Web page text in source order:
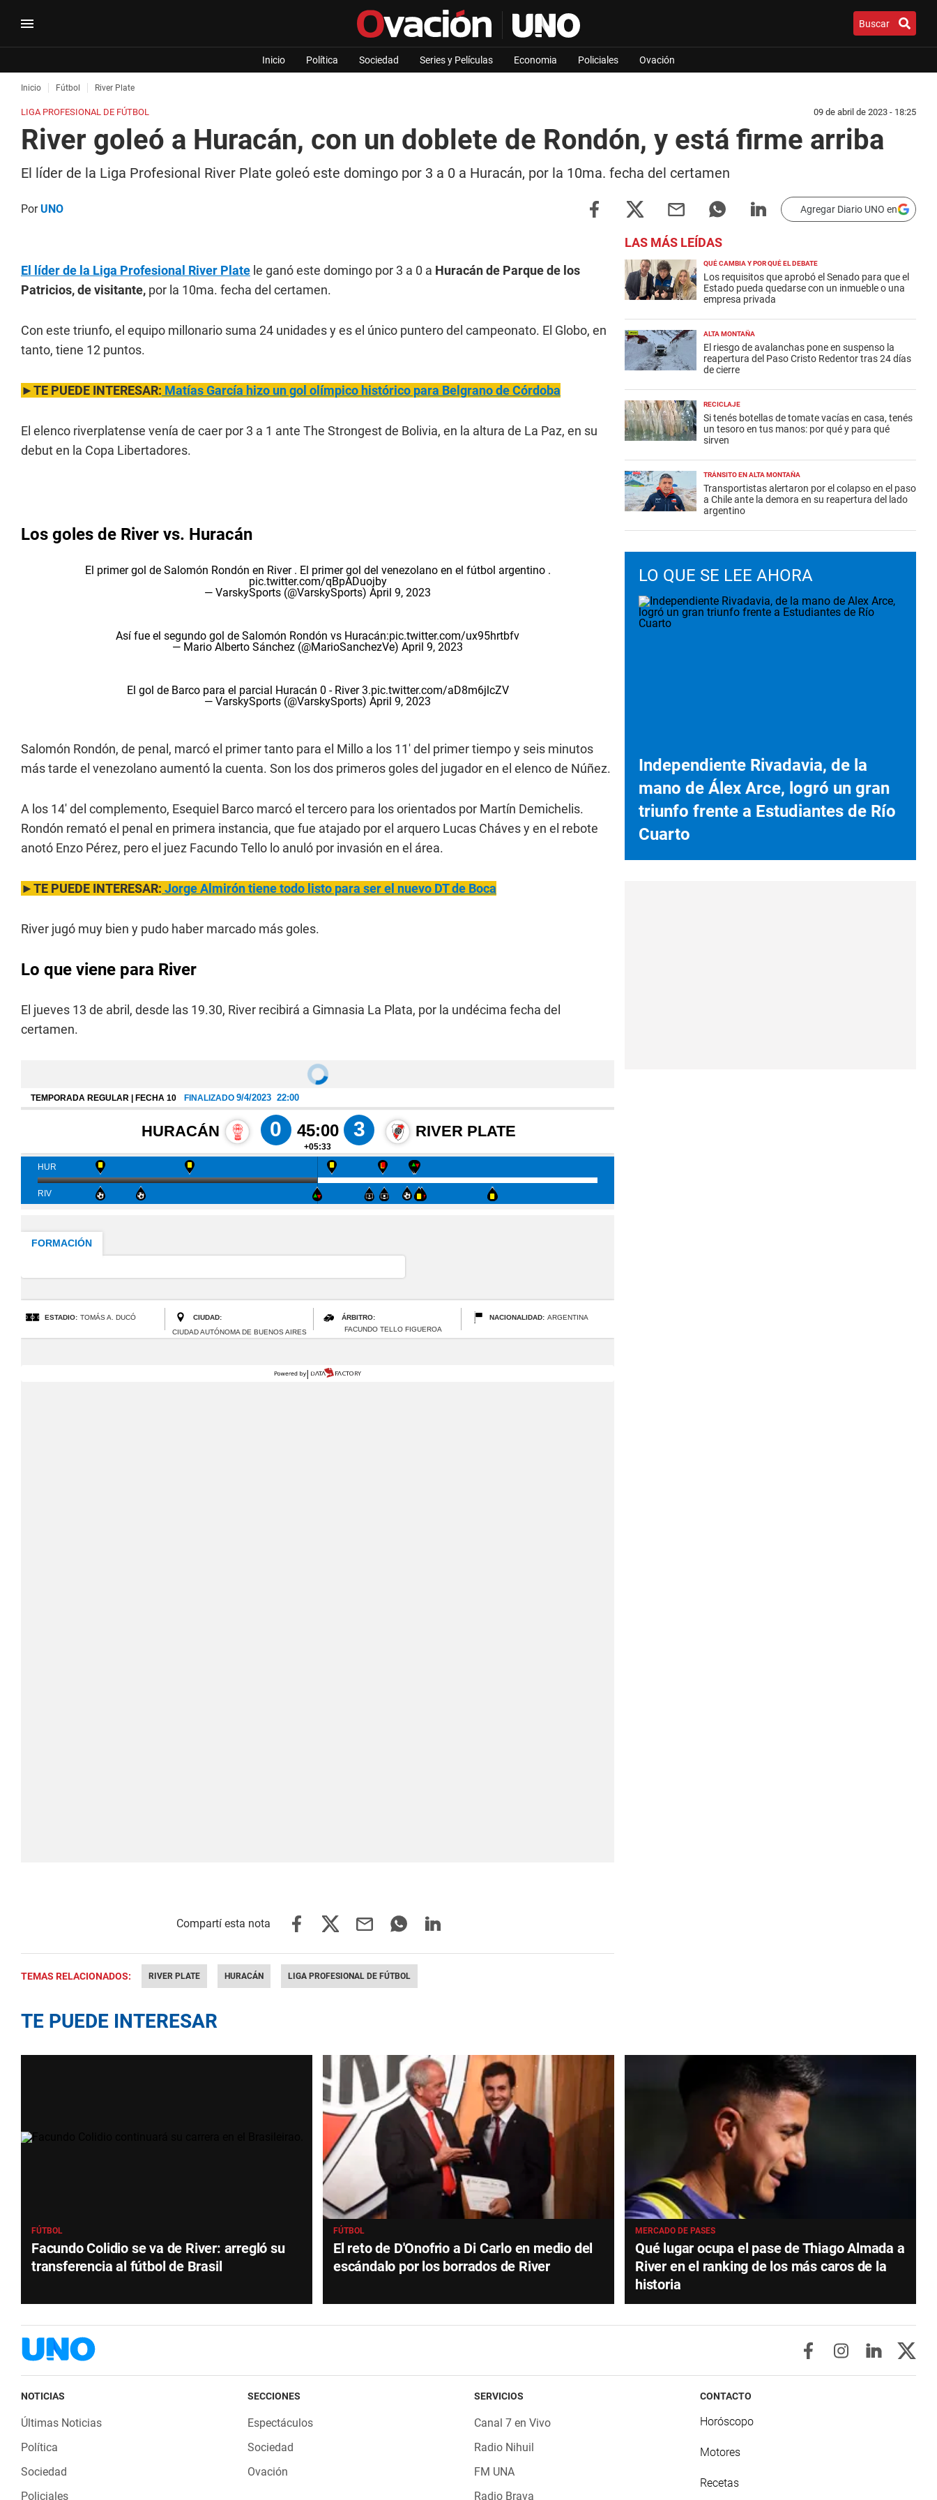
Buscar
Inicio Política Sociedad Series y Películas Economia Policiales Ovación
Inicio Fútbol River Plate
LIGA PROFESIONAL DE FÚTBOL 09 de abril de 2023 - 18:25
River goleó a Huracán, con un doblete de Rondón, y está firme arriba
El líder de la Liga Profesional River Plate goleó este domingo por 3 a 0 a Huracán, por la 10ma. fecha del certamen
PorUNO Agregar Diario UNO en
El líder de la Liga Profesional River Plate le ganó este domingo por 3 a 0 a Huracán de Parque de los
Patricios, de visitante, por la 10ma. fecha del certamen.
Con este triunfo, el equipo millonario suma 24 unidades y es el único puntero del campeonato. El Globo, en
tanto, tiene 12 puntos.
►TE PUEDE INTERESAR: Matías García hizo un gol olímpico histórico para Belgrano de Córdoba
El elenco riverplatense venía de caer por 3 a 1 ante The Strongest de Bolivia, en la altura de La Paz, en su
debut en la Copa Libertadores.
Los goles de River vs. Huracán
El primer gol de Salomón Rondón en River . El primer gol del venezolano en el fútbol argentino .
pic.twitter.com/qBpADuojby
— VarskySports (@VarskySports) April 9, 2023
Así fue el segundo gol de Salomón Rondón vs Huracán:pic.twitter.com/ux95hrtbfv
— Mario Alberto Sánchez (@MarioSanchezVe) April 9, 2023
El gol de Barco para el parcial Huracán 0 - River 3.pic.twitter.com/aD8m6jlcZV
— VarskySports (@VarskySports) April 9, 2023
Salomón Rondón, de penal, marcó el primer tanto para el Millo a los 11' del primer tiempo y seis minutos
más tarde el venezolano aumentó la cuenta. Son los dos primeros goles del jugador en el elenco de Núñez.
A los 14' del complemento, Esequiel Barco marcó el tercero para los orientados por Martín Demichelis.
Rondón remató el penal en primera instancia, que fue atajado por el arquero Lucas Cháves y en el rebote
anotó Enzo Pérez, pero el juez Facundo Tello lo anuló por invasión en el área.
►TE PUEDE INTERESAR: Jorge Almirón tiene todo listo para ser el nuevo DT de Boca
River jugó muy bien y pudo haber marcado más goles.
Lo que viene para River
El jueves 13 de abril, desde las 19.30, River recibirá a Gimnasia La Plata, por la undécima fecha del
certamen.
TEMAS RELACIONADOS: RIVER PLATE HURACÁN LIGA PROFESIONAL DE FÚTBOL
LAS MÁS LEÍDAS
QUÉ CAMBIA Y POR QUÉ EL DEBATE
Los requisitos que aprobó el Senado para que el
Estado pueda quedarse con un inmueble o una
empresa privada
ALTA MONTAÑA
El riesgo de avalanchas pone en suspenso la
reapertura del Paso Cristo Redentor tras 24 días
de cierre
RECICLAJE
Si tenés botellas de tomate vacías en casa, tenés
un tesoro en tus manos: por qué y para qué
sirven
TRÁNSITO EN ALTA MONTAÑA
Transportistas alertaron por el colapso en el paso
a Chile ante la demora en su reapertura del lado
argentino
LO QUE SE LEE AHORA
Independiente Rivadavia, de la
mano de Álex Arce, logró un gran
triunfo frente a Estudiantes de Río
Cuarto
TE PUEDE INTERESAR
FÚTBOL
Facundo Colidio se va de River: arregló su
transferencia al fútbol de Brasil
FÚTBOL
El reto de D'Onofrio a Di Carlo en medio del
escándalo por los borrados de River
MERCADO DE PASES
Qué lugar ocupa el pase de Thiago Almada a
River en el ranking de los más caros de la
historia
NOTICIAS
Últimas Noticias
Política
Sociedad
Policiales
SECCIONES
Espectáculos
Sociedad
Ovación
SERVICIOS
Canal 7 en Vivo
Radio Nihuil
FM UNA
Radio Brava
CONTACTO
Horóscopo
Motores
Recetas